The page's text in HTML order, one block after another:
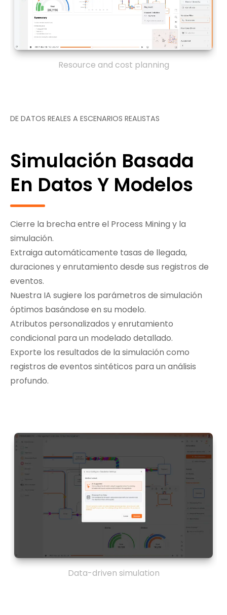
Resource and cost planning
DE DATOS REALES A ESCENARIOS REALISTAS
Simulación Basada
En Datos Y Modelos
Cierre la brecha entre el Process Mining y la
simulación.
Extraiga automáticamente tasas de llegada,
duraciones y enrutamiento desde sus registros de
eventos.
Nuestra IA sugiere los parámetros de simulación
óptimos basándose en su modelo.
Atributos personalizados y enrutamiento
condicional para un modelado detallado.
Exporte los resultados de la simulación como
registros de eventos sintéticos para un análisis
profundo.
Data-driven simulation